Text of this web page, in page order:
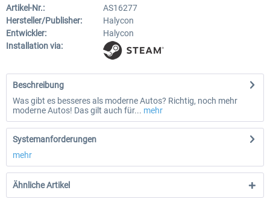
Artikel-Nr.:
AS16277
Hersteller/Publisher:
Halycon
Entwickler:
Halycon
Installation via:
Beschreibung
Was gibt es besseres als moderne Autos? Richtig, noch mehr
moderne Autos! Das gilt auch für... mehr
Systemanforderungen
mehr
Ähnliche Artikel